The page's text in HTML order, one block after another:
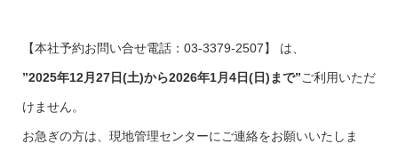
【本社予約お問い合せ電話：03-3379-2507】 は、
”2025年12月27日(土)から2026年1月4日(日)まで”ご利用いただ
けません。
お急ぎの方は、現地管理センターにご連絡をお願いいたしま